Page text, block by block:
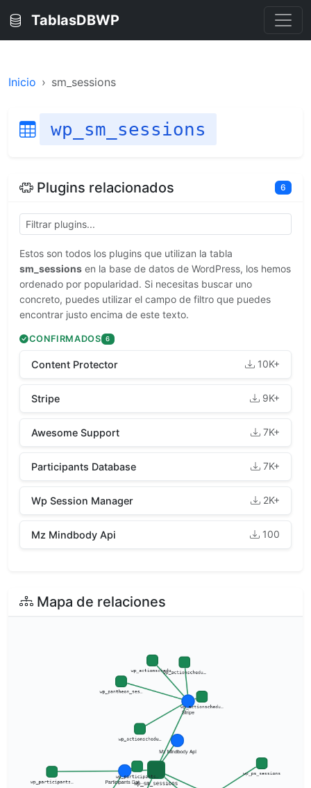
TablasDBWP
Inicio sm_sessions
wp_sm_sessions
Plugins relacionados 6
Estos son todos los plugins que utilizan la tabla
sm_sessions en la base de datos de WordPress, los hemos
ordenado por popularidad. Si necesitas buscar uno
concreto, puedes utilizar el campo de filtro que puedes
encontrar justo encima de este texto.
CONFIRMADOS 6
Content Protector 10K+
Stripe 9K+
Awesome Support 7K+
Participants Database 7K+
Wp Session Manager 2K+
Mz Mindbody Api 100
Mapa de relaciones